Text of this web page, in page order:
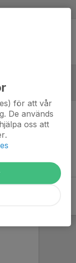
för att vår
De används
oss att